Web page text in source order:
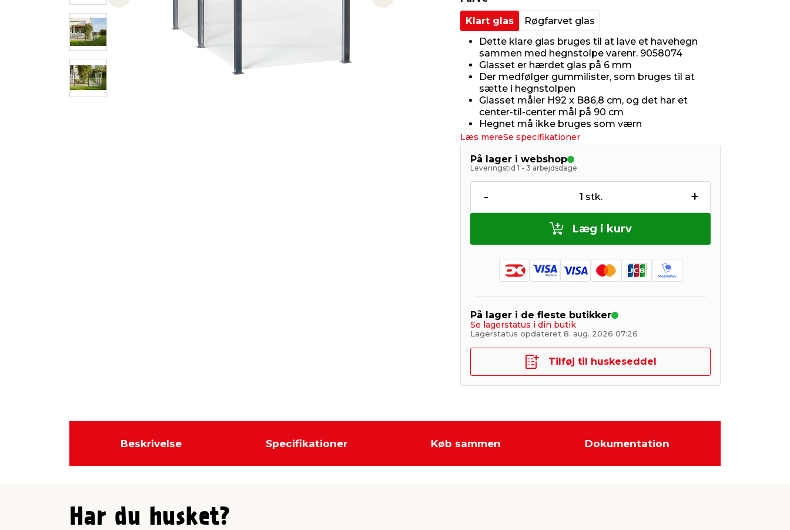
Previous slide Next slide
Klart glas
Røgfarvet glas
Dette klare glas bruges til at lave et havehegn
sammen med hegnstolpe varenr. 9058074
Glasset er hærdet glas på 6 mm
Der medfølger gummilister, som bruges til at
sætte i hegnstolpen
Glasset måler H92 x B86,8 cm, og det har et
center-til-center mål på 90 cm
Hegnet må ikke bruges som værn
Læs mereSe specifikationer
På lager i webshop
Leveringstid 1 - 3 arbejdsdage
- 1 stk. +
Læg i kurv
På lager i de fleste butikker
Se lagerstatus i din butik
Lagerstatus opdateret 8. aug. 2026 07:26
Tilføj til huskeseddel
Beskrivelse Specifikationer Køb sammen Dokumentation
Har du husket?